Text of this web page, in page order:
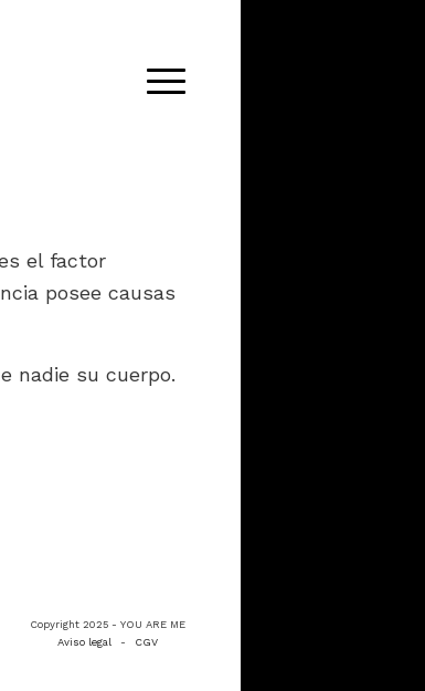
el factor
posee causas
nadie su cuerpo.
Copyright 2025 - YOU ARE ME
Aviso legal
- CGV